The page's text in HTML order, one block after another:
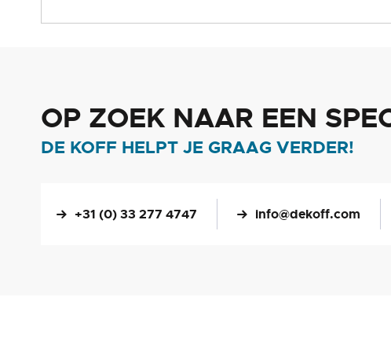
OP ZOEK NAAR EEN
DE KOFF HELPT JE GRAAG VERDER!
+31 (0) 33 277 4747 info@dekoff.com